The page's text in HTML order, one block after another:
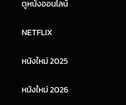
ดูหนังออนไลน์
หนังจีน
NETFLIX
หนังใหม่ 2025
หนังใหม่ 2026